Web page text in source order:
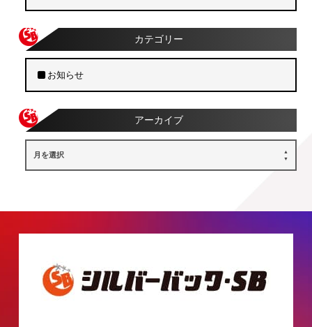
カテゴリー
お知らせ
アーカイブ
月を選択